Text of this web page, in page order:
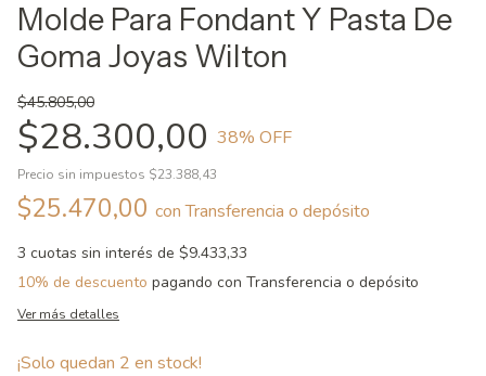
Molde Para Fondant Y Pasta De
Goma Joyas Wilton
$45.805,00
$28.300,00 38% OFF
Precio sin impuestos $23.388,43
$25.470,00 con Transferencia o depósito
3 cuotas sin interés de $9.433,33
10% de descuento pagando con Transferencia o depósito
Ver más detalles
¡Solo quedan 2 en stock!